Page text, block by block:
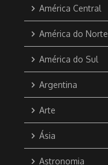
América Central
América do Norte
América do Sul
Argentina
Arte
Ásia
Astronomia